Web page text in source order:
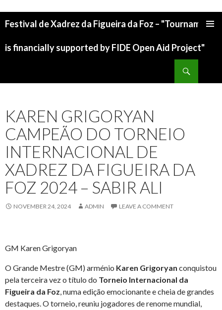
Festival de Xadrez da Figueira da Foz – "Tournament
is financially supported by FIDE Open Aid Project"
KAREN GRIGORYAN
CAMPEÃO DO TORNEIO
INTERNACIONAL DE
XADREZ DA FIGUEIRA DA
FOZ 2024 – SABIR ALI
NOVEMBER 24, 2024 ADMIN LEAVE A COMMENT
GM Karen Grigoryan
O Grande Mestre (GM) arménio Karen Grigoryan conquistou
pela terceira vez o título do Torneio Internacional da
Figueira da Foz, numa edição emocionante e cheia de grandes
destaques. O torneio, reuniu jogadores de renome mundial,